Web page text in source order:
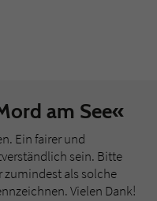
am See«
Ein fairer und
sein. Bitte
zumindest als solche
Vielen Dank!